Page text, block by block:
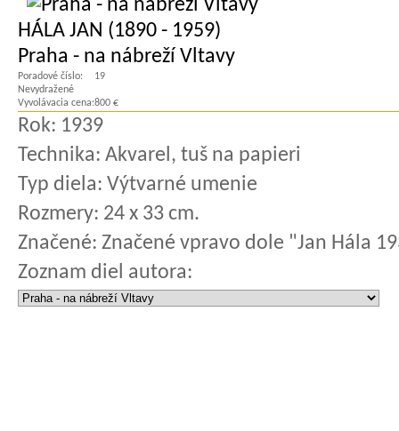
HÁLA JAN (1890 - 1959)
Praha - na nábreží Vltavy
Poradové číslo:
19
Nevydražené
Vyvolávacia cena:800 €
Rok: 1939
Technika: Akvarel, tuš na papieri
Typ diela: Výtvarné umenie
Rozmery: 24 x 33 cm.
Značené: Značené vpravo dole "Jan Hála
Zoznam diel autora: